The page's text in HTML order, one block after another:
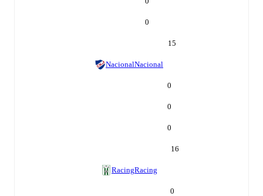
0
15
NacionalNacional
0
0
0
16
RacingRacing
0